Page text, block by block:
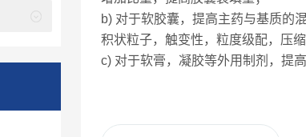
b) 对于软胶囊，提高主药与基质的
积状粒子，触变性，粒度级配，压
c) 对于软膏，凝胶等外用制剂，提